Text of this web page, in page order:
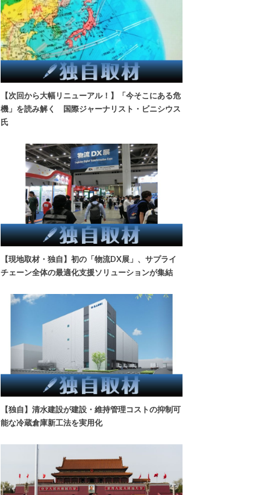
【次回から大幅リニューアル！】「今そこにある危
機」を読み解く 国際ジャーナリスト・ビニシウス
氏
【現地取材・独自】初の「物流DX展」、サプライ
チェーン全体の最適化支援ソリューションが集結
【独自】清水建設が建設・維持管理コストの抑制可
能な冷蔵倉庫新工法を実用化